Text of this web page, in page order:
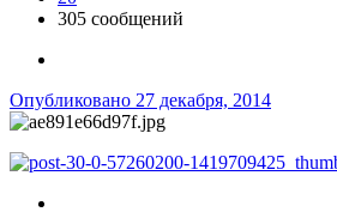
305 сообщений
Опубликовано 27 декабря, 2014